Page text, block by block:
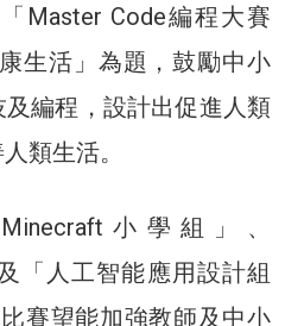
Master Code編程大賽
生活」為題，鼓勵中小
編程，設計出促進人類
類生活。
小學組」、
「人工智能應用設計組
賽望能加強教師及中小